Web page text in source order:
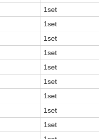
1set
1set
1set
1set
1set
1set
1set
1set
1set